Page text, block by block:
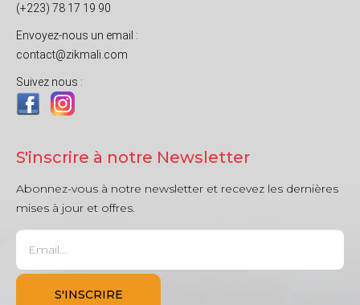
(+223) 78 17 19 90
Envoyez-nous un email :
contact@zikmali.com
Suivez nous :
S'inscrire à notre Newsletter
Abonnez-vous à notre newsletter et recevez les dernières
mises à jour et offres.